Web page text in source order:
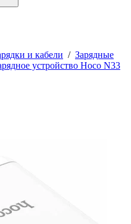
и кабели / Зарядные
устройство Hoco N33